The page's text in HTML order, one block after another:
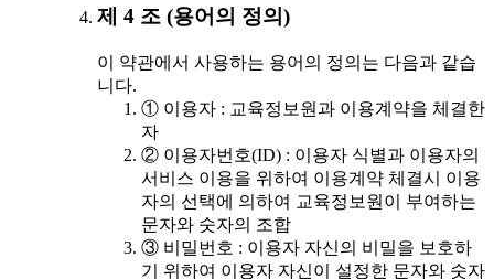
제 4 조 (용어의 정의)
이 약관에서 사용하는 용어의 정의는 다음과 같습
니다.
① 이용자 : 교육정보원과 이용계약을 체결한
자
② 이용자번호(ID) : 이용자 식별과 이용자의
서비스 이용을 위하여 이용계약 체결시 이용
자의 선택에 의하여 교육정보원이 부여하는
문자와 숫자의 조합
③ 비밀번호 : 이용자 자신의 비밀을 보호하
기 위하여 이용자 자신이 설정한 문자와 숫자